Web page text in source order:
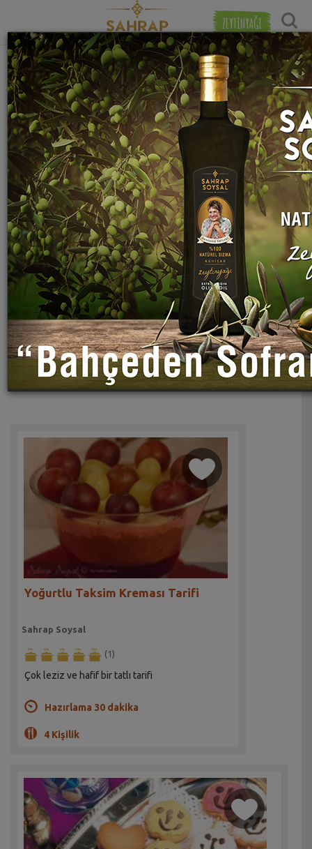
ZEYTİNYAĞI
"Jöle" etiketiyle eşleşen (4) tarif bulundu. Tarihe
Yoğurtlu Taksim Kreması Tarifi
Sahrap Soysal
(1)
Çok leziz ve hafif bir tatlı tarifi
Hazırlama 30 dakika
4 Kişilik